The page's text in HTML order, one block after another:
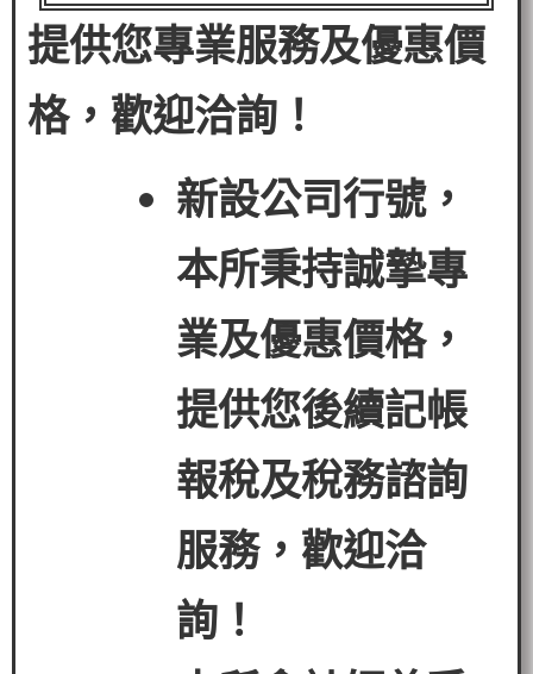
提供您專業服務及優惠價
格，歡迎洽詢！
新設公司行號，
本所秉持誠摯專
業及優惠價格，
提供您後續記帳
報稅及稅務諮詢
服務，歡迎洽
詢！